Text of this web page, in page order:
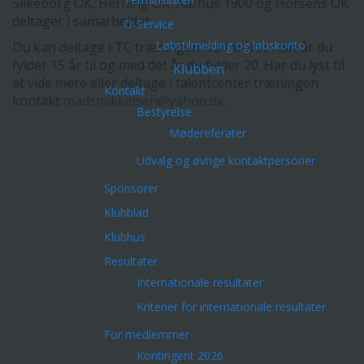
O-Service
Løbstilmelding og løbskonto
Klubben
Kontakt
Bestyrelse
Mødereferater
Udvalg og øvrige kontaktpersoner
Sponsorer
Klubblad
Klubhus
Resultater
Internationale resultater
Kriterier for internationale resultater
For medlemmer
Kontingent 2026
deltager i samarbejdet.
Du kan deltage i TC træningen fra foråret i det år du
fylder 15 år til og med det år du fylder 20. Har du lyst til
at vide mere eller deltage i talentcenter træningen
madsmikkelsen@yahoo.dk.